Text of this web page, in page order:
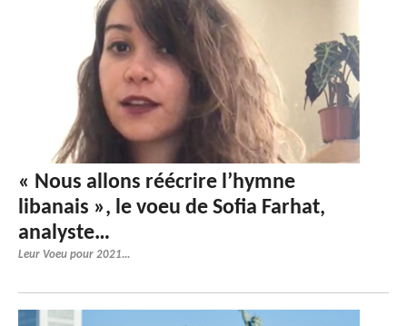
« Nous allons réécrire l’hymne
libanais », le voeu de Sofia Farhat,
analyste…
Leur Voeu pour 2021...